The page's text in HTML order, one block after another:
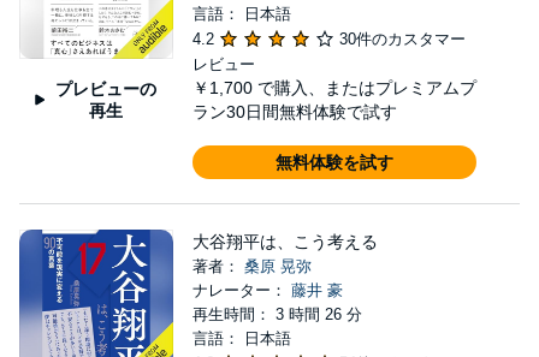
プレビューの
再生
言語： 日本語
4.2
30件のカスタマー
レビュー
￥1,700 で購入、またはプレミアムプ
ラン30日間無料体験で試す
無料体験を試す
大谷翔平は、こう考える
著者： 桑原 晃弥
ナレーター： 藤井 豪
再生時間： 3 時間 26 分
言語： 日本語